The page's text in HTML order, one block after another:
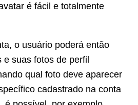
é fácil e totalmente
o usuário poderá então
e suas fotos de perfil
qual foto deve aparecer
cadastrado na conta